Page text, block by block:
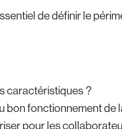
de définir le
caractéristiques ?
bon fonctionnement de
pour les